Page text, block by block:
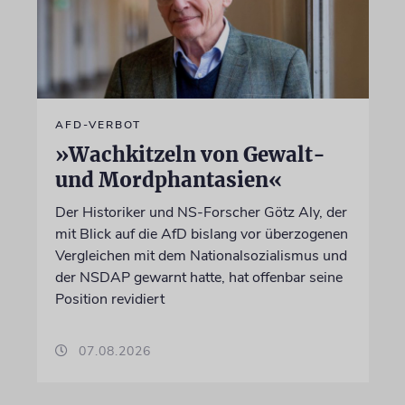
AFD-VERBOT
»Wachkitzeln von Gewalt-
und Mordphantasien«
Der Historiker und NS-Forscher Götz Aly, der
mit Blick auf die AfD bislang vor überzogenen
Vergleichen mit dem Nationalsozialismus und
der NSDAP gewarnt hatte, hat offenbar seine
Position revidiert
07.08.2026